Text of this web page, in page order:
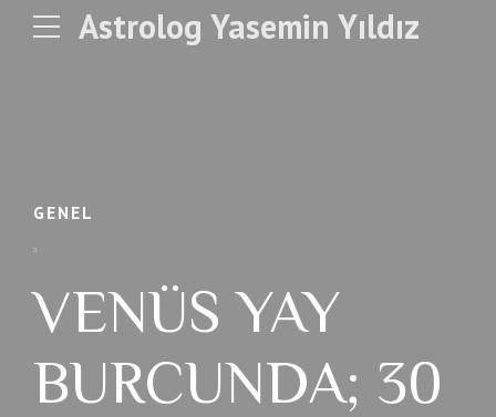
Astrolog Yasemin Yıldız
GENEL
VENÜS YAY
BURCUNDA; 30